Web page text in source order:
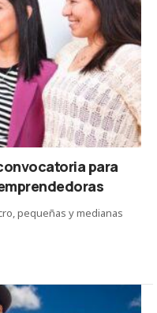
para
pequeñas y medianas